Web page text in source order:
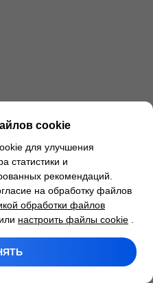
cookie
для улучшения
статистики и
рекомендаций.
на обработку файлов
обработки файлов
или настроить файлы cookie